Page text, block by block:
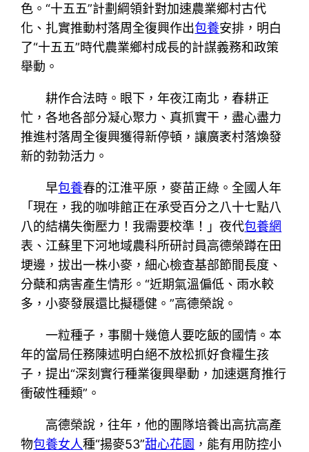
色。“十五五”計劃綱領針對加速農業鄉村古代
化、扎實推動村落周全復興作出包養安排，明白
了“十五五”時代農業鄉村成長的計謀義務和政策
舉動。
耕作合法時。眼下，年夜江南北，春耕正
忙，各地各部分凝心聚力、真抓實干，盡心盡力
推進村落周全復興獲得新停頓，讓廣袤村落煥發
新的勃勃活力。
早包養春的江淮平原，麥苗正綠。全國人年
「現在，我的咖啡館正在承受百分之八十七點八
八的結構失衡壓力！我需要校準！」夜代包養網
表、江蘇里下河地域農科所研討員高德榮蹲在田
埂邊，拔出一株小麥，細心檢查基部節間長度、
分蘗和病害產生情形。“近期氣溫偏低、雨水較
多，小麥發展還比擬穩健。”高德榮說。
一粒種子，事關十幾億人要吃飯的國情。本
年的當局任務陳述明白絕不放松抓好食糧生孩
子，提出“深刻實行種業復興舉動，加速選育推行
衝破性種類”。
高德榮說，往年，他的團隊培養出高抗高產
物包養女人種“揚麥53”甜心花園 ，能有用防控小